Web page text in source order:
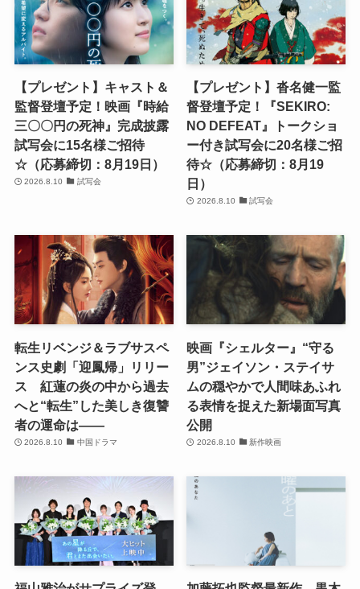
【プレゼント】キャスト＆
監督登壇予定！映画『時給
三〇〇円の死神』完成披露
試写会に15名様ご招待
☆（応募締切：8月19日）
2026.8.10 試写会
【プレゼント】沓名健一監
督登壇予定！『SEKIRO:
NO DEFEAT』トークショ
ー付き試写会に20名様ご招
待☆（応募締切：8月19
日）
2026.8.10 試写会
転生リベンジ＆ラブサスペ
ンス史劇「迎鳳帰」リリー
ス 紅蓮の炎の中から過去
へと“転生”した美しき復讐
者の運命は――
2026.8.10 中国ドラマ
映画『シェルター』“守る
男”ジェイソン・ステイサ
ムの穏やかで人間味あふれ
る表情を捉えた新場面写真
公開
2026.8.10 新作映画